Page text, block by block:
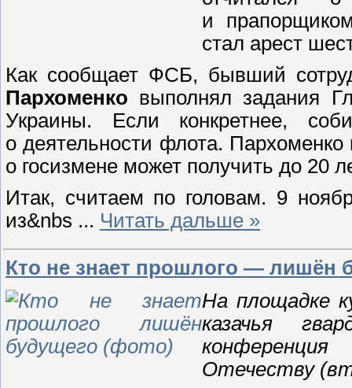
и
стал арест
Как сообщает ФСБ, бывший
Пархоменко выполнял задания
Украины. Если конкретнее,
о деятельности флота. Пархоменко
о госизмене может получить до 20
Итак, считаем по головам. 9
из&nbs ... Читать дальше »
Кто не знает прошлого — лишён
На площадке
казачья
Отечеству